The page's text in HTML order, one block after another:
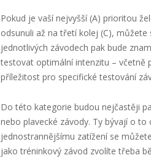
Pokud je vaší nejvyšší (A) prioritou
odsunuli až na třetí kolej (C),
jednotlivých závodech pak bude
testovat optimální intenzitu – včetně
příležitost pro specifické testování
Do této kategorie budou nejčastěji
nebo plavecké závody. Ty bývají o
jednostrannějšímu zatížení se
jako tréninkový závod zvolíte třeba